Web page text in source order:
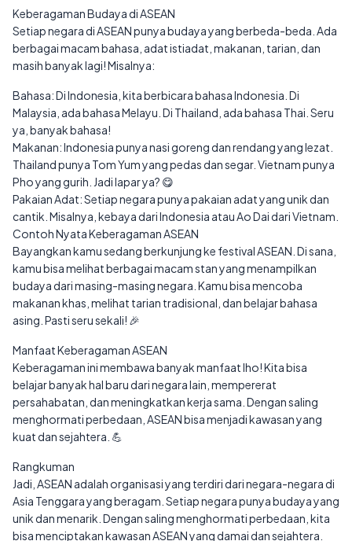
Keberagaman Budaya di ASEAN
Setiap negara di ASEAN punya budaya yang berbeda-beda. Ada
berbagai macam bahasa, adat istiadat, makanan, tarian, dan
masih banyak lagi! Misalnya:
Bahasa: Di Indonesia, kita berbicara bahasa Indonesia. Di
Malaysia, ada bahasa Melayu. Di Thailand, ada bahasa Thai. Seru
ya, banyak bahasa!
Makanan: Indonesia punya nasi goreng dan rendang yang lezat.
Thailand punya Tom Yum yang pedas dan segar. Vietnam punya
Pho yang gurih. Jadi lapar ya? 😋
Pakaian Adat: Setiap negara punya pakaian adat yang unik dan
cantik. Misalnya, kebaya dari Indonesia atau Ao Dai dari Vietnam.
Contoh Nyata Keberagaman ASEAN
Bayangkan kamu sedang berkunjung ke festival ASEAN. Di sana,
kamu bisa melihat berbagai macam stan yang menampilkan
budaya dari masing-masing negara. Kamu bisa mencoba
makanan khas, melihat tarian tradisional, dan belajar bahasa
asing. Pasti seru sekali! 🎉
Manfaat Keberagaman ASEAN
Keberagaman ini membawa banyak manfaat lho! Kita bisa
belajar banyak hal baru dari negara lain, mempererat
persahabatan, dan meningkatkan kerja sama. Dengan saling
menghormati perbedaan, ASEAN bisa menjadi kawasan yang
kuat dan sejahtera. 💪
Rangkuman
Jadi, ASEAN adalah organisasi yang terdiri dari negara-negara di
Asia Tenggara yang beragam. Setiap negara punya budaya yang
unik dan menarik. Dengan saling menghormati perbedaan, kita
bisa menciptakan kawasan ASEAN yang damai dan sejahtera.